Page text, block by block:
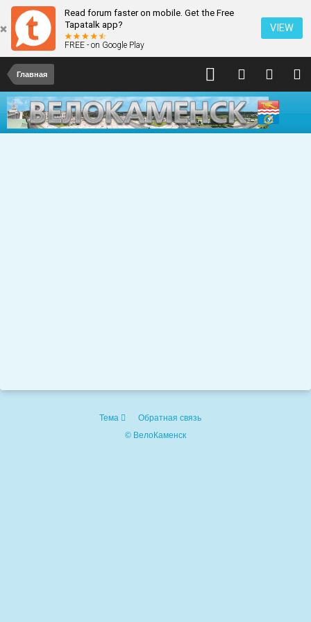
Read forum faster on mobile. Get the Free
Tapatalk app?
FREE - on Google Play
VIEW
Главная
Тема
Обратная связь
© ВелоКаменск